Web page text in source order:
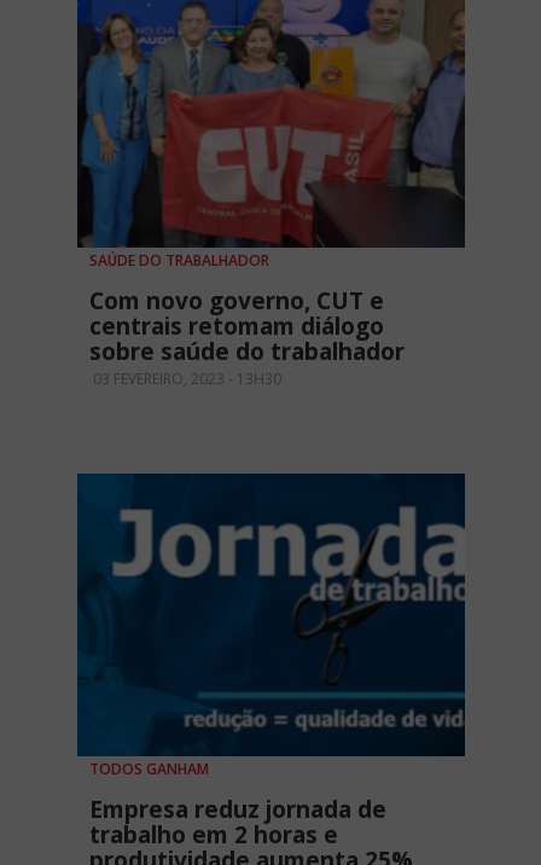
SAÚDE DO TRABALHADOR
Com novo governo, CUT e
centrais retomam diálogo
sobre saúde do trabalhador
03 FEVEREIRO, 2023 - 13H30
TODOS GANHAM
Empresa reduz jornada de
trabalho em 2 horas e